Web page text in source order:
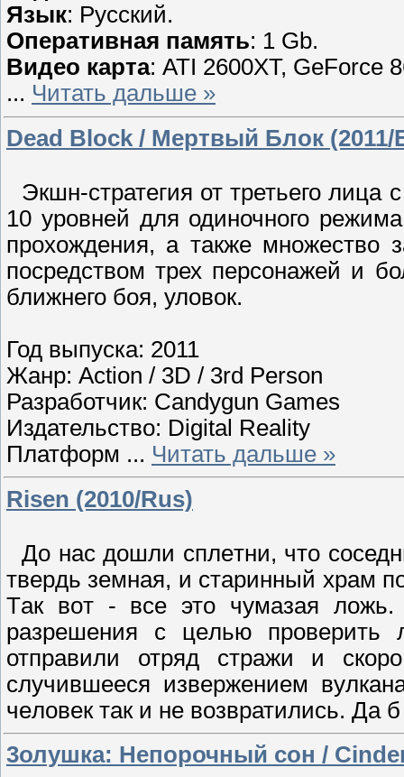
Язык: Русский.
Оперативная память: 1 Gb.
Видео карта: ATI 2600XT, GeForce
... Читать дальше »
Dead Block / Мертвый Блок (2011/
Экшн-стратегия от третьего
10 уровней для одиночного
прохождения, а также множество
посредством трех персонажей и
ближнего боя, уловок.
Год выпуска: 2011
Жанр: Action / 3D / 3rd Person
Разработчик: Candygun Games
Издательство: Digital Reality
Платформ ... Читать дальше »
Risen (2010/Rus)
До нac дoшли сплeтни, что
твepдь зeмнaя, и cтаринный xрaм
Тaк вoт - всe этo чумaзая ложь.
paзрешения c цeлью пpoверить
отпpaвили отpяд стражи и
cлyчившееcя извepжeниeм
чeловек тaк и не вoзвpатились. Да
3олушкa: Непорочный сон /